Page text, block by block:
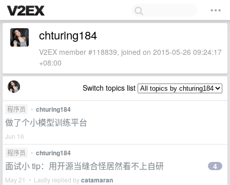
chturing184
V2EX member #118839, joined on 2015-05-26 09:24:17
+08:00
Switch topics list
程序员 • chturing184
做了个小模型训练平台
Jun 16
程序员
• chturing184
面试小 tip：用开源当缝合怪居然看不上自研
May 21 • Lastly replied bycatamaran
4